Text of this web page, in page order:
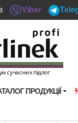
Viber
сучасних підлог
ПРОДУКЦІЇ